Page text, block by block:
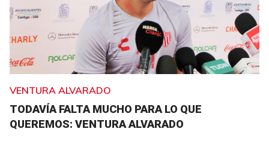
VENTURA ALVARADO
TODAVÍA FALTA MUCHO PARA LO QUE
QUEREMOS: VENTURA ALVARADO